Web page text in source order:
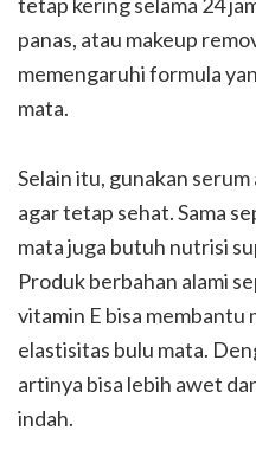
panas, atau makeup
memengaruhi formula
mata.
Selain itu, gunakan
agar tetap sehat. Sama
mata juga butuh nutrisi
Produk berbahan alami
vitamin E bisa membantu
elastisitas bulu mata.
artinya bisa lebih awet
indah.